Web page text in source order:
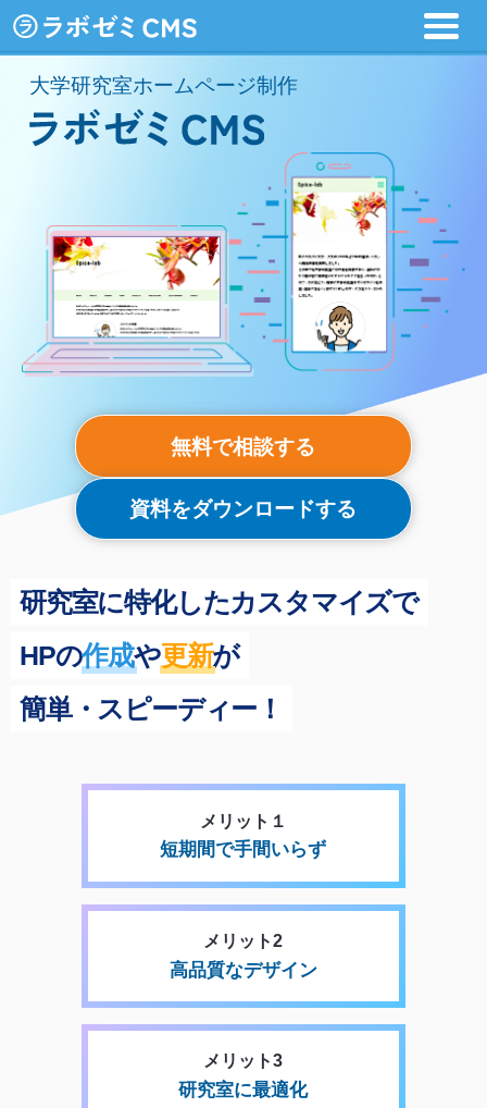
大学研究室ホームページ制作
無料で相談する
資料をダウンロードする
研究室に特化したカスタマイズで
HPの作成や更新が
簡単・スピーディー！
メリット１
短期間で手間いらず
メリット2
高品質なデザイン
メリット3
研究室に最適化